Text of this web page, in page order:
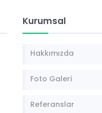
Kurumsal
Hakkımızda
Foto Galeri
Referanslar